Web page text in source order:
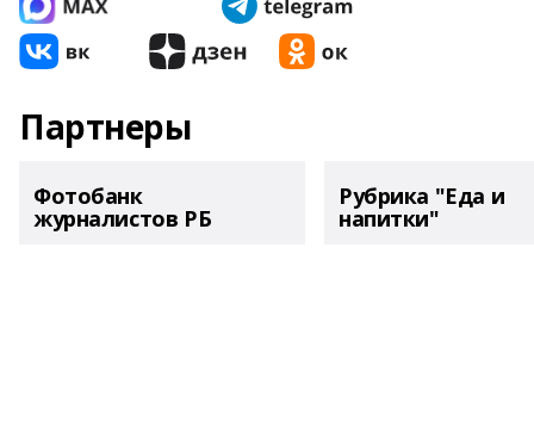
Партнеры
Фотобанк
журналистов РБ
Рубрика "Еда и
напитки"